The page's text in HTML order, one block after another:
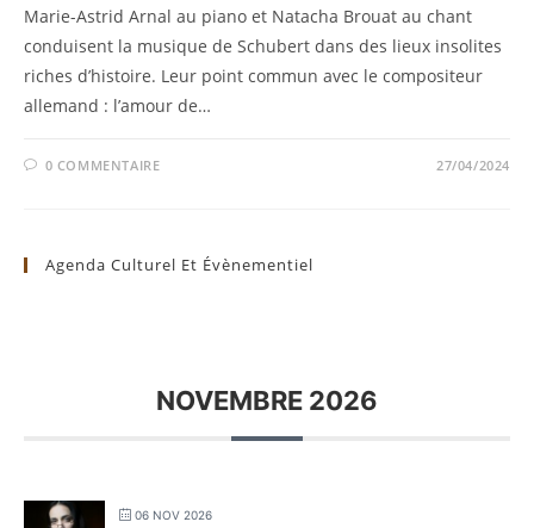
Marie-Astrid Arnal au piano et Natacha Brouat au chant
conduisent la musique de Schubert dans des lieux insolites
riches d’histoire. Leur point commun avec le compositeur
allemand : l’amour de…
0 COMMENTAIRE 27/04/2024
Agenda Culturel Et Évènementiel
NOVEMBRE 2026
06 NOV 2026